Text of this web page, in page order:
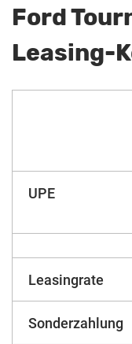
Ford
Leasing-
UPE
Leasingrate
Sonderzahlung